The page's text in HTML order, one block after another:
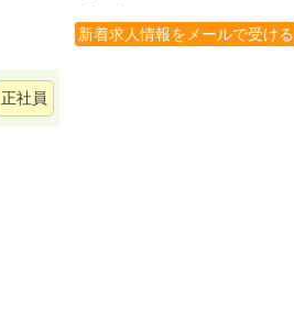
正社員
新着求人情報をメールで受ける